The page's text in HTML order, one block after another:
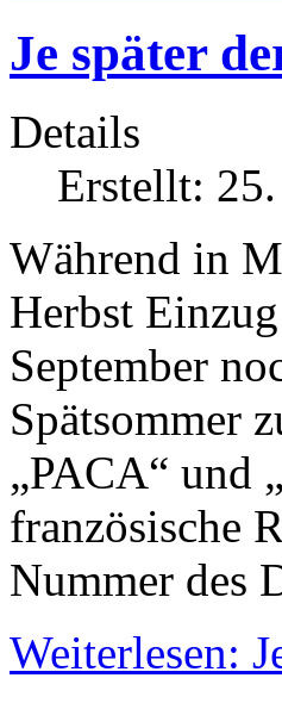
Je später
Details
Erstellt:
Während in
Herbst
September
Spätsommer
„PACA“ und
französische
Nummer des
Weiterlesen: